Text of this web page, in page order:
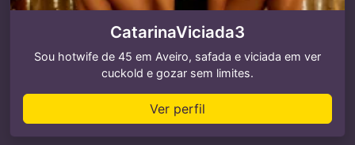
CatarinaViciada3
Sou hotwife de 45 em Aveiro, safada e viciada em ver
cuckold e gozar sem limites.
Ver perfil